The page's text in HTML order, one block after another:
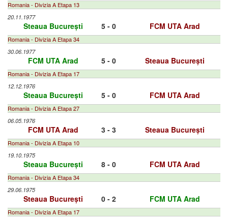
Romania - Divizia A Etapa 13
20.11.1977
Steaua București 5 - 0 FCM UTA Arad
Romania - Divizia A Etapa 34
30.06.1977
FCM UTA Arad 5 - 0 Steaua București
Romania - Divizia A Etapa 17
12.12.1976
Steaua București 5 - 0 FCM UTA Arad
Romania - Divizia A Etapa 27
06.05.1976
FCM UTA Arad 3 - 3 Steaua București
Romania - Divizia A Etapa 10
19.10.1975
Steaua București 8 - 0 FCM UTA Arad
Romania - Divizia A Etapa 34
29.06.1975
Steaua București 0 - 2 FCM UTA Arad
Romania - Divizia A Etapa 17